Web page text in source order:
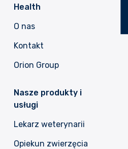
Health
O nas
Kontakt
Orion Group
Nasze produkty i
usługi
Lekarz weterynarii
Opiekun zwierzęcia